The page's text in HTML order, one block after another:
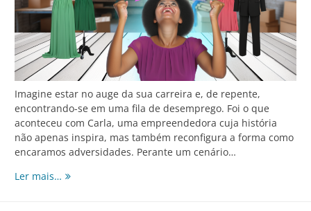
Imagine estar no auge da sua carreira e, de repente,
encontrando-se em uma fila de desemprego. Foi o que
aconteceu com Carla, uma empreendedora cuja história
não apenas inspira, mas também reconfigura a forma como
encaramos adversidades. Perante um cenário…
Ler mais… Do